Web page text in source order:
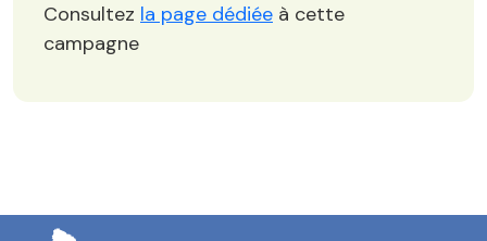
Consultez la page dédiée à cette
campagne